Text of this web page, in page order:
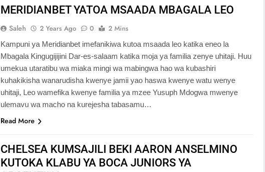
MERIDIANBET YATOA MSAADA MBAGALA LEO
Saleh 2 Years Ago 0 2 Mins
Kampuni ya Meridianbet imefanikiwa kutoa msaada leo katika eneo la
Mbagala Kingugijijini Dar-es-salaam katika moja ya familia zenye uhitaji. Huu
umekua utaratibu wa miaka mingi wa mabingwa hao wa kubashiri
kuhakikisha wanarudisha kwenye jamii yao haswa kwenye watu wenye
uhitaji, Leo wamefika kwenye familia ya mzee Yusuph Mdogwa mwenye
ulemavu wa macho na kurejesha tabasamu…
Read More
CHELSEA KUMSAJILI BEKI AARON ANSELMINO
KUTOKA KLABU YA BOCA JUNIORS YA